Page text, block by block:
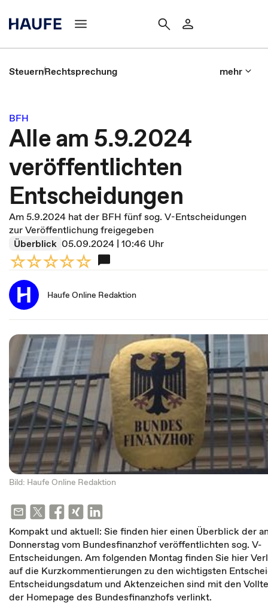
SteuernRechtsprechung mehr
BFH
Alle am 5.9.2024
veröffentlichten
Entscheidungen
Am 5.9.2024 hat der BFH fünf sog. V-Entscheidungen
zur Veröffentlichung freigegeben
Überblick 05.09.2024 | 10:46 Uhr
Haufe Online Redaktion
Bild: Haufe Online Redaktion
Kompakt und aktuell: Sie finden hier einen Überblick der
Donnerstag vom Bundesfinanzhof veröffentlichten sog. V-
Entscheidungen. Am folgenden Montag finden Sie hier
auf die Kurzkommentierungen zu den wichtigsten
Entscheidungsdatum und Aktenzeichen sind mit den
der Homepage des Bundesfinanzhofs verlinkt.